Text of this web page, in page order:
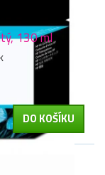
130 ml
DO KOŠÍKU